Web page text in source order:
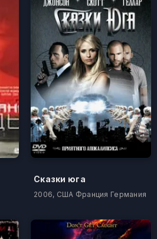
Сказки юга
2006, США Франция Германия